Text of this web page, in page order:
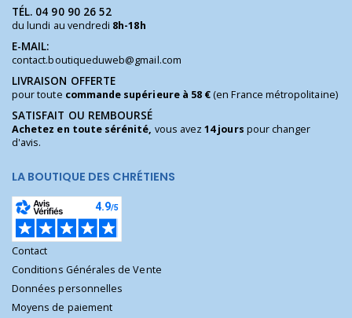
TÉL. 04 90 90 26 52
du lundi au vendredi 8h-18h
E-MAIL:
contact.boutiqueduweb@gmail.com
LIVRAISON OFFERTE
pour toute commande supérieure à 58 €(en France métropolitaine)
SATISFAIT OU REMBOURSÉ
Achetez en toute sérénité, vous avez14 jours pour changer
d'avis.
LA BOUTIQUE DES CHRÉTIENS
Contact
Conditions Générales de Vente
Données personnelles
Moyens de paiement